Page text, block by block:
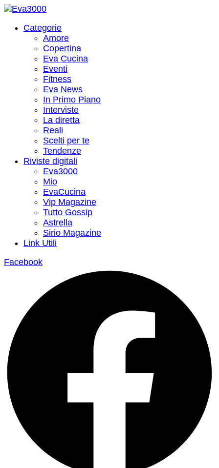
Categorie
Amore
Copertina
Eva Cucina
Eventi
Fitness
Eva News
In Primo Piano
Interviste
La diretta
Reali
Scelti per te
Tendenze
Riviste digitali
Eva3000
Mio
EvaCucina
Vip Magazine
Tutto Gossip
Astrella
Sirio Magazine
Link Utili
Facebook